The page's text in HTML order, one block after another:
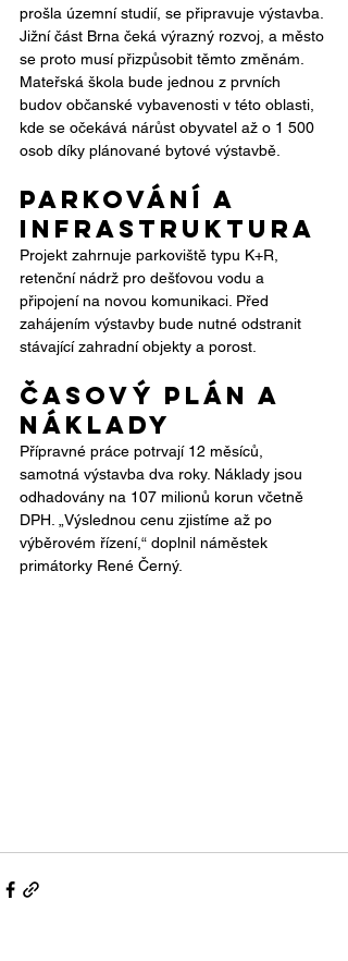
prošla územní studií, se připravuje výstavba.
Jižní část Brna čeká výrazný rozvoj, a město
se proto musí přizpůsobit těmto změnám.
Mateřská škola bude jednou z prvních
budov občanské vybavenosti v této oblasti,
kde se očekává nárůst obyvatel až o 1 500
osob díky plánované bytové výstavbě.
Parkování a
infrastruktura
Projekt zahrnuje parkoviště typu K+R,
retenční nádrž pro dešťovou vodu a
připojení na novou komunikaci. Před
zahájením výstavby bude nutné odstranit
stávající zahradní objekty a porost.
Časový plán a
náklady
Přípravné práce potrvají 12 měsíců,
samotná výstavba dva roky. Náklady jsou
odhadovány na 107 milionů korun včetně
DPH. „Výslednou cenu zjistíme až po
výběrovém řízení,“ doplnil náměstek
primátorky René Černý.